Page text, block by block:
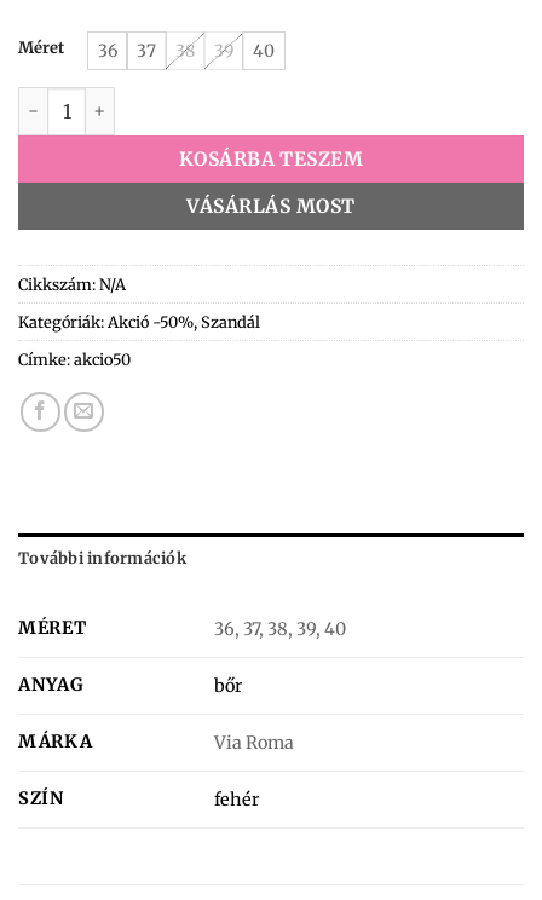
Méret 36 37 38 39 40
Via Roma Szandál 517 8540 d-10 fehér mennyiség
KOSÁRBA TESZEM
VÁSÁRLÁS MOST
Cikkszám:N/A
Kategóriák: Akció -50%,Szandál
Címke:akcio50
További információk
MÉRET 36, 37, 38, 39, 40
ANYAG bőr
MÁRKA Via Roma
SZÍN fehér